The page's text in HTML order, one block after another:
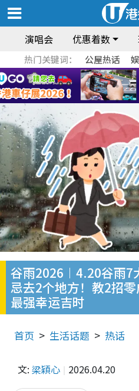
演唱会 优惠着数
热门关键词： 公屋热话
谷雨2026︱4.20谷雨7
忌去2个地方！教2招
最强幸运吉时
首页 生活话题 热话
文: 梁穎心 2026.04.20